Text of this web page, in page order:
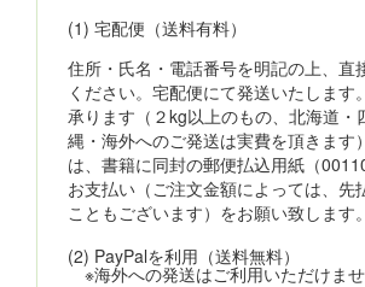
(1) 宅配便（送料有料）
住所・氏名・電話番号を明記の上、直
ください。宅配便にて発送いたします
承ります（２kg以上のもの、北海道・
縄・海外へのご発送は実費を頂きます
は、書籍に同封の郵便払込用紙（
お支払い（ご注文金額によっては、先
こともございます）をお願い致します。
(2) PayPalを利用（送料無料）
※海外への発送はご利用いただけま